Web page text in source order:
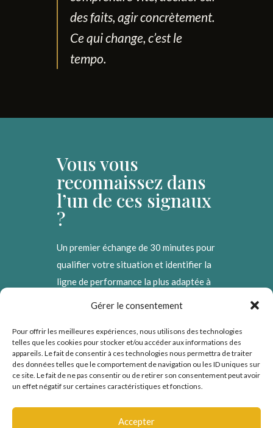
Gérer le consentement
Pour offrir les meilleures expériences, nous utilisons des technologies
telles que les cookies pour stocker et/ou accéder aux informations des
appareils. Le fait de consentir à ces technologies nous permettra de traiter
des données telles que le comportement de navigation ou les ID uniques sur
ce site. Le fait de ne pas consentir ou de retirer son consentement peut avoir
un effet négatif sur certaines caractéristiques et fonctions.
Accepter
des faits, agir concrètement.
Ce qui change, c’est le
tempo.
Vous vous
reconnaissez dans
l’un de ces signaux
?
Un premier échange de 30 minutes pour
qualifier votre situation et identifier la
ligne de performance la plus adaptée à
Prendre contact
→